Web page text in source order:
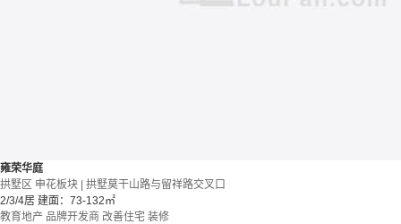
雍荣华庭
拱墅区 申花板块 | 拱墅莫干山路与留祥路交叉口
2/3/4居 建面：73-132㎡
教育地产 品牌开发商 改善住宅 装修